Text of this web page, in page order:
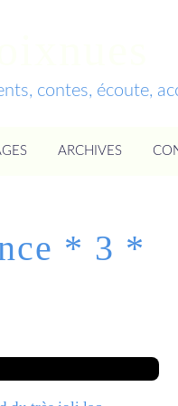
contes, écoute,
ARCHIVES
* 3 *